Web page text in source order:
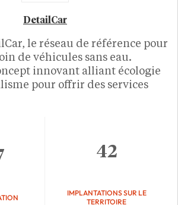
DetailCar
le réseau de référence pour
de véhicules sans eau.
innovant alliant écologie
pour offrir des services
42
IMPLANTATIONS SUR LE
TERRITOIRE